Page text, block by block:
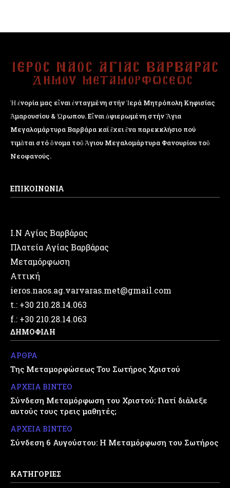
Ἡ ἐνορία μας εἶναι ἐνταγμένη στήν Ἱερά Μητρόπολη Κηφισίας
Ἁμαρουσίου & Ὠρωπου. Εἶναι ἀφιερωμένη στήν Ἅγια
Μεγαλομάρτυρα Βαρβάρα καί ἔχει ἕνα παρεκκλήσιο πού
τιμᾶται στό ὄνομα τοῦ Ἁγιου Μεγαλομάρτυρα Φανουρίου τοῦ
Νεοφανούς.
ΕΠΙΚΟΙΝΩΝΙΑ
Ι.Ν Αγίας Βαρβάρας
Πλατεία Αγίας Βαρβάρας
Μεταμόρφωση
Αττική
ieros.naos.ag.varvaras.met@gmail.com
t.: +30 210.28.14.063
f.: +30 210.28.14.063
ΔΗΜΟΦΙΛΗ
ΑΡΘΡΑ
Της Μεταμορφώσεως Του Σωτήρος Χριστού
ΑΡΧΕΙΑ ΒΙΝΤΕΟ
Σύνδεση Μεταμόρφωση του Χριστού: Γιατί διάλεξε
αυτούς τους τρεις μαθητές;
ΑΡΧΕΙΑ ΒΙΝΤΕΟ
Σύνδεση 6 Αυγούστου: Η Μεταμόρφωση του Σωτήρος
ΚΑΤΗΓΟΡΙΕΣ